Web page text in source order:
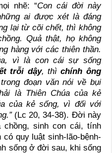
nhẽ: “Con cái đời này
ai được xét là đáng
lại từ cõi chết, thì không
Quả thật, họ không
hàng với các thiên thần.
vì là con cái sự sống
trỗi dậy, thìchính ông
đoạn văn nói về bụi
là Thiên Chúa của kẻ
của kẻ sống, vì đối với
(Lc 20, 34-38). Đời này
sinh con cái, tính
quy luật sinh-lão-bệnh-
sống ở đời sau, khi sống